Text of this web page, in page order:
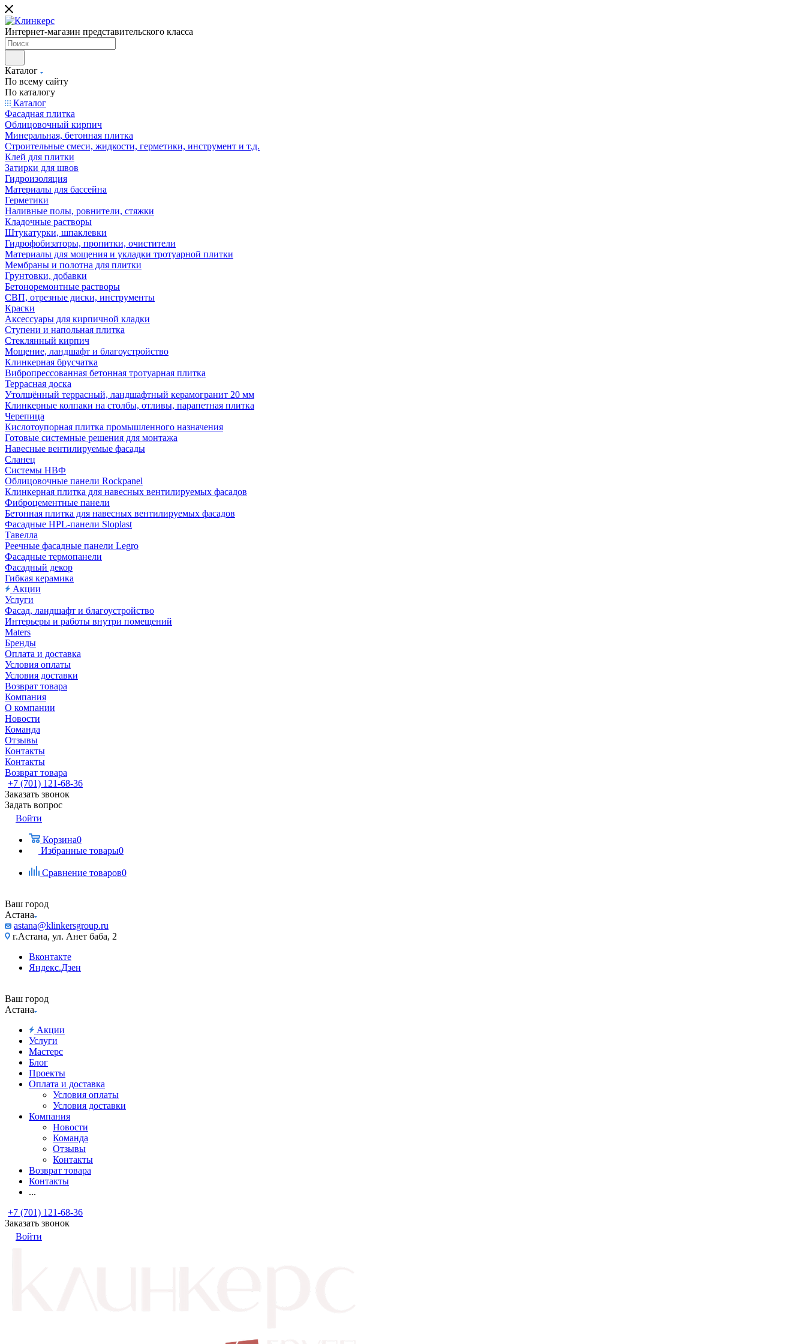
Интернет-магазин представительского класса
Каталог
По всему сайту
По каталогу
Каталог
Фасадная плитка
Облицовочный кирпич
Минеральная, бетонная плитка
Строительные смеси, жидкости, герметики, инструмент и т.д.
Клей для плитки
Затирки для швов
Гидроизоляция
Материалы для бассейна
Герметики
Наливные полы, ровнители, стяжки
Кладочные растворы
Штукатурки, шпаклевки
Гидрофобизаторы, пропитки, очистители
Материалы для мощения и укладки тротуарной плитки
Мембраны и полотна для плитки
Грунтовки, добавки
Бетоноремонтные растворы
СВП, отрезные диски, инструменты
Краски
Аксессуары для кирпичной кладки
Ступени и напольная плитка
Cтеклянный кирпич
Мощение, ландшафт и благоустройство
Клинкерная брусчатка
Вибропрессованная бетонная тротуарная плитка
Террасная доска
Утолщённый террасный, ландшафтный керамогранит 20 мм
Клинкерные колпаки на столбы, отливы, парапетная плитка
Черепица
Кислотоупорная плитка промышленного назначения
Готовые системные решения для монтажа
Навесные вентилируемые фасады
Сланец
Системы НВФ
Облицовочные панели Rockpanel
Клинкерная плитка для навесных вентилируемых фасадов
Фиброцементные панели
Бетонная плитка для навесных вентилируемых фасадов
Фасадные HPL-панели Sloplast
Тавелла
Реечные фасадные панели Legro
Фасадные термопанели
Фасадный декор
Гибкая керамика
Акции
Услуги
Фасад, ландшафт и благоустройство
Интерьеры и работы внутри помещений
Maters
Бренды
Оплата и доставка
Условия оплаты
Условия доставки
Возврат товара
Компания
О компании
Новости
Команда
Отзывы
Контакты
Контакты
Возврат товара
+7 (701) 121-68-36
Заказать звонок
Задать вопрос
Войти
Корзина0
Избранные товары0
Сравнение товаров0
Ваш город
Астана
astana@klinkersgroup.ru
г.Астана, ул. Анет баба, 2
Вконтакте
Яндекс.Дзен
Ваш город
Астана
Акции
Услуги
Мастерс
Блог
Проекты
Оплата и доставка
Условия оплаты
Условия доставки
Компания
Новости
Команда
Отзывы
Контакты
Возврат товара
Контакты
...
+7 (701) 121-68-36
Заказать звонок
Войти